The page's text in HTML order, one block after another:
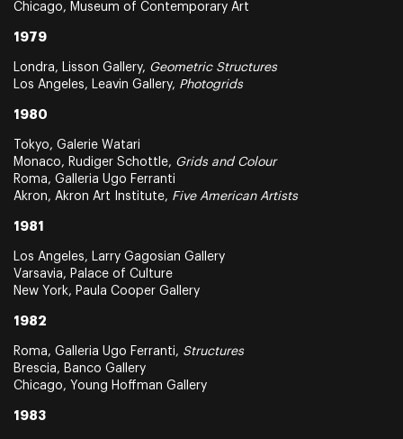
Chicago, Museum of Contemporary Art
1979
Londra, Lisson Gallery, Geometric Structures
Los Angeles, Leavin Gallery, Photogrids
1980
Tokyo, Galerie Watari
Monaco, Rudiger Schottle, Grids and Colour
Roma, Galleria Ugo Ferranti
Akron, Akron Art Institute, Five American Artists
1981
Los Angeles, Larry Gagosian Gallery
Varsavia, Palace of Culture
New York, Paula Cooper Gallery
1982
Roma, Galleria Ugo Ferranti, Structures
Brescia, Banco Gallery
Chicago, Young Hoffman Gallery
1983